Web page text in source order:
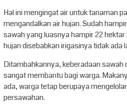
Hal ini mengingat air untuk tanaman
mengandalkan air hujan. Sudah
sawah yang luasnya hampir 22
hujan disebabkan irigasinya tidak ada
Ditambahkannya, keberadaan sawah
sangat membantu bagi warga.
ada, warga tetap berupaya
persawahan.